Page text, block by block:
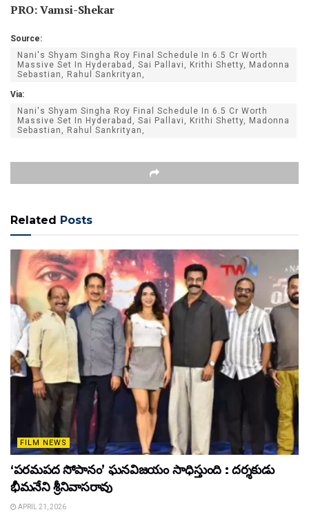
PRO: Vamsi-Shekar
Source:
Nani's Shyam Singha Roy Final Schedule In 6.5 Cr Worth
Massive Set In Hyderabad, Sai Pallavi, Krithi Shetty, Madonna
Sebastian, Rahul Sankrityan,
Via:
Nani's Shyam Singha Roy Final Schedule In 6.5 Cr Worth
Massive Set In Hyderabad, Sai Pallavi, Krithi Shetty, Madonna
Sebastian, Rahul Sankrityan,
Related Posts
FILM NEWS
‘పరమపద సోపానం’ ఘనవిజయం సాధిస్తుంది : దర్శకుడు
భీమనేని శ్రీనివాసరావు
APRIL 21, 2026